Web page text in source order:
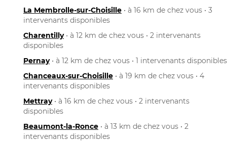
La Membrolle-sur-Choisille • à 16 km de chez vous • 3
intervenants disponibles
Charentilly• à 12 km de chez vous • 2 intervenants
disponibles
Pernay• à 12 km de chez vous • 1 intervenants disponibles
Chanceaux-sur-Choisille • à 19 km de chez vous • 4
intervenants disponibles
Mettray• à 16 km de chez vous • 2 intervenants
disponibles
Beaumont-la-Ronce • à 13 km de chez vous • 2
intervenants disponibles